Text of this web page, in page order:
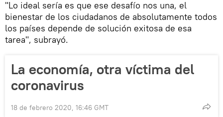
"Lo ideal sería es que ese desafío nos una, el
bienestar de los ciudadanos de absolutamente todos
los países depende de solución exitosa de esa
tarea", subrayó.
La economía, otra víctima del
coronavirus
18 de febrero 2020, 16:46 GMT